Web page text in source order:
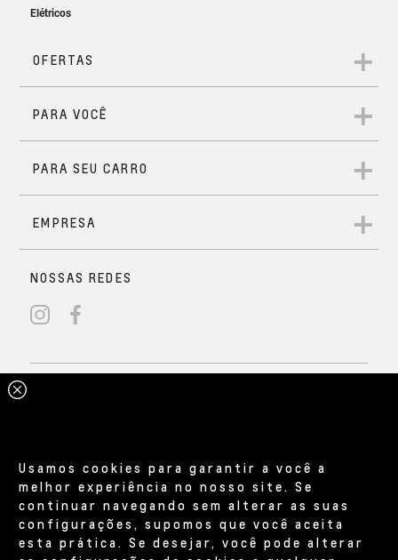
Usamos cookies para garantir a você a
melhor experiência no nosso site. Se
continuar navegando sem alterar as suas
configurações, supomos que você aceita
esta prática. Se desejar, você pode alterar